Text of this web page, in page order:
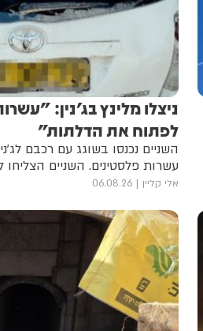
ניצלו מלינץ בג'נין:
לפתוח את הדלתות"
השניים נכנסו בשוגג עם רכבם
עשרות פלסטינים. השניים
אלי קליין 06.08.26